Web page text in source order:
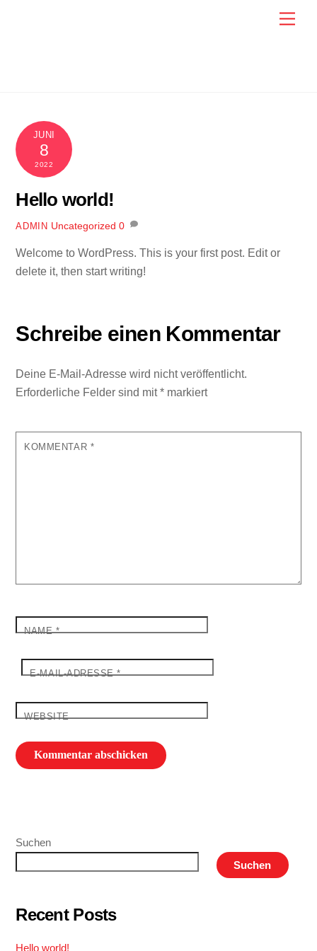
JUNI
8
2022
Hello world!
ADMIN Uncategorized 0
Welcome to WordPress. This is your first post. Edit or
delete it, then start writing!
Schreibe einen Kommentar
Deine E-Mail-Adresse wird nicht veröffentlicht.
Erforderliche Felder sind mit* markiert
KOMMENTAR *
NAME*
E-MAIL-ADRESSE*
WEBSITE
Suchen
Suchen
Recent Posts
Hello world!